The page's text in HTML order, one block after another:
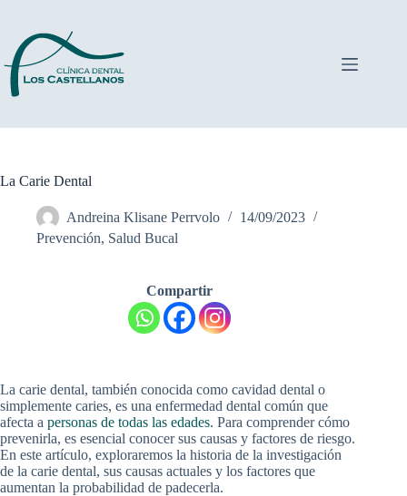
contenido
La Carie Dental
Andreina Klisane Perrvolo
14/09/2023
Prevención, Salud Bucal
Compartir
La carie dental, también conocida como cavidad dental o
simplemente caries, es una enfermedad dental común que
afecta a personas de todas las edades. Para comprender cómo
prevenirla, es esencial conocer sus causas y factores de riesgo.
En este artículo, exploraremos la historia de la investigación
de la carie dental, sus causas actuales y los factores que
aumentan la probabilidad de padecerla.